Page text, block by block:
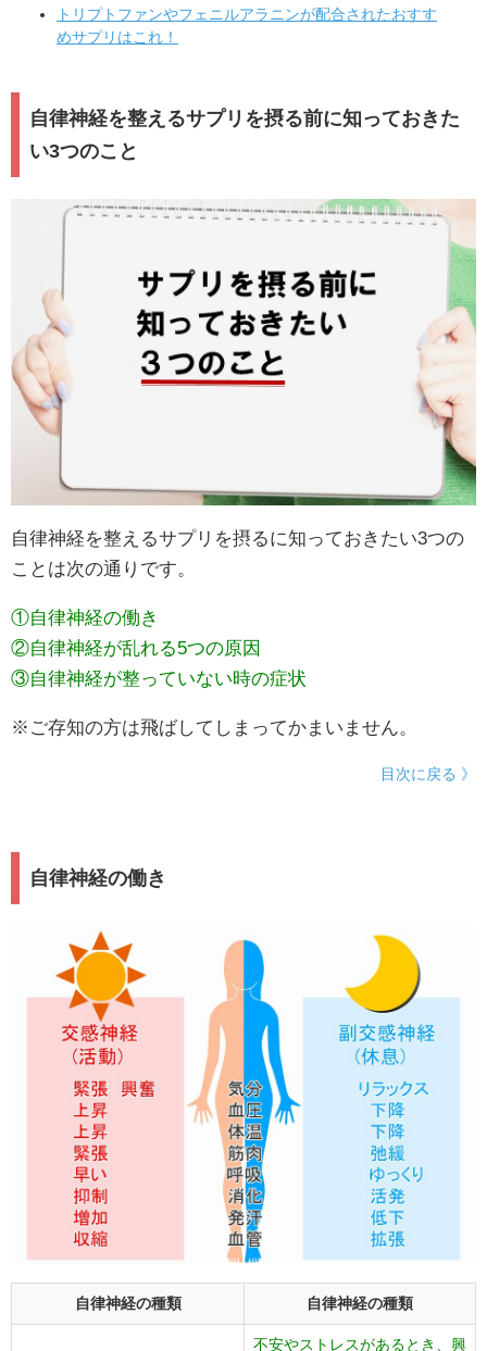
トリプトファンやフェニルアラニンが配合されたおすす
めサプリはこれ！
自律神経を整えるサプリを摂る前に知っておきた
い3つのこと
自律神経を整えるサプリを摂るに知っておきたい3つの
ことは次の通りです。
①自律神経の働き
②自律神経が乱れる5つの原因
③自律神経が整っていない時の症状
※ご存知の方は飛ばしてしまってかまいません。
目次に戻る 》
自律神経の働き
自律神経の種類 自律神経の種類
不安やストレスがあるとき、興